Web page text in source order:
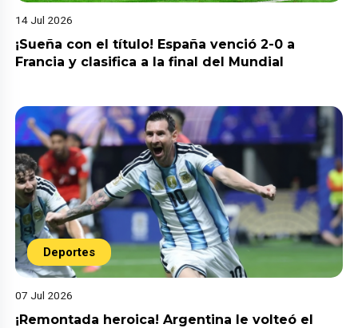
14 Jul 2026
¡Sueña con el título! España venció 2-0 a
Francia y clasifica a la final del Mundial
Deportes
07 Jul 2026
¡Remontada heroica! Argentina le volteó el